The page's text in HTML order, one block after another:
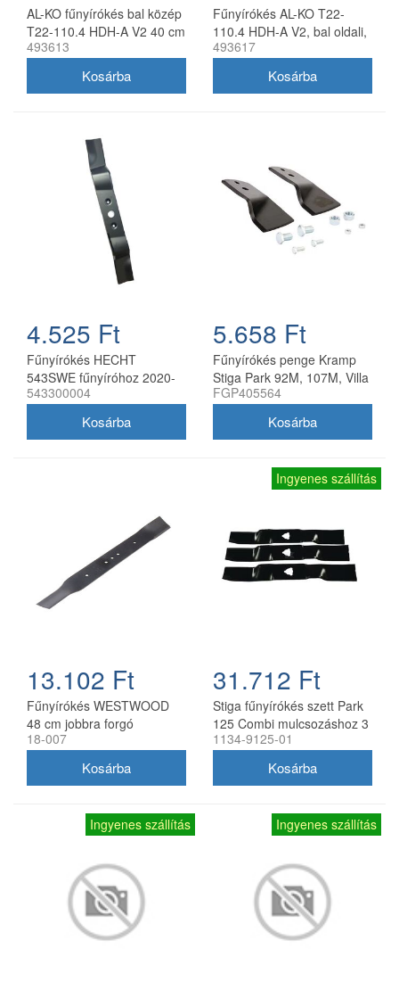
AL-KO fűnyírókés bal közép
T22-110.4 HDH-A V2 40 cm
493613
Fűnyírókés AL-KO T22-
110.4 HDH-A V2, bal oldali,
40 cm
493617
4.525 Ft
Fűnyírókés HECHT
543SWE fűnyíróhoz 2020-
21
543300004
5.658 Ft
Fűnyírókés penge Kramp
Stiga Park 92M, 107M, Villa
92M, 107M 170 mm
FGP405564
13.102 Ft
Fűnyírókés WESTWOOD
48 cm jobbra forgó
18-007
Ingyenes szállítás
31.712 Ft
Stiga fűnyírókés szett Park
125 Combi mulcsozáshoz 3
db
1134-9125-01
Ingyenes szállítás Ingyenes szállítás